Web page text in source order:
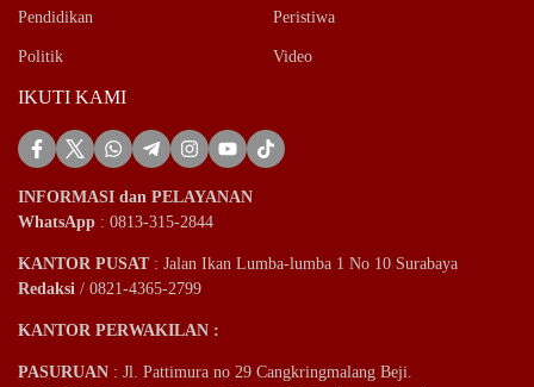
Pendidikan Peristiwa
Politik Video
IKUTI KAMI
INFORMASI dan PELAYANAN
WhatsApp : 0813-315-2844
KANTOR PUSAT: Jalan Ikan Lumba-lumba 1 No 10 Surabaya
Redaksi / 0821-4365-2799
KANTOR PERWAKILAN :
PASURUAN : Jl. Pattimura no 29 Cangkringmalang Beji.